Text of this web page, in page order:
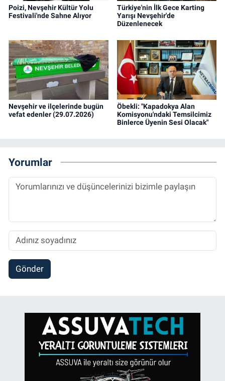
Poizi, Nevşehir Kültür Yolu
Festivali'nde Sahne Alıyor
Türkiye'nin İlk Gece Karting
Yarışı Nevşehir'de
Düzenlenecek
Nevşehir ve ilçelerinde bugün
vefat edenler (29.07.2026)
Öbekli: "Kapadokya Alan
Komisyonu'ndaki Temsilcimiz
Binlerce Üyenin Sesi Olacak"
Yorumlar
Gönder